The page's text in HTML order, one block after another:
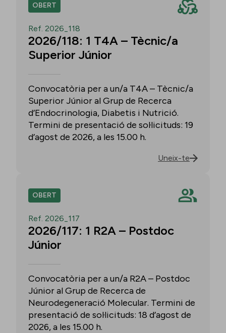
OBERT
Ref. 2026_118
2026/118: 1 T4A – Tècnic/a
Superior Júnior
Convocatòria per a un/a T4A – Tècnic/a
Superior Júnior al Grup de Recerca
d’Endocrinologia, Diabetis i Nutrició.
Termini de presentació de sol·licituds: 19
d’agost de 2026, a les 15.00 h.
Uneix-te
OBERT
Ref. 2026_117
2026/117: 1 R2A – Postdoc
Júnior
Convocatòria per a un/a R2A – Postdoc
Júnior al Grup de Recerca de
Neurodegeneració Molecular. Termini de
presentació de sol·licituds: 18 d’agost de
2026, a les 15.00 h.